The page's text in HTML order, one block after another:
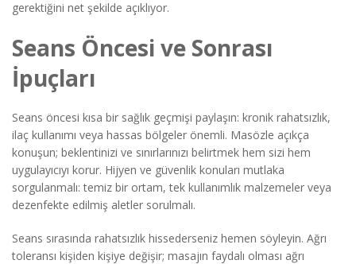
gerektiğini net şekilde açıklıyor.
Seans Öncesi ve Sonrası
İpuçları
Seans öncesi kısa bir sağlık geçmişi paylaşın: kronik rahatsızlık,
ilaç kullanımı veya hassas bölgeler önemli. Masözle açıkça
konuşun; beklentinizi ve sınırlarınızı belirtmek hem sizi hem
uygulayıcıyı korur. Hijyen ve güvenlik konuları mutlaka
sorgulanmalı: temiz bir ortam, tek kullanımlık malzemeler veya
dezenfekte edilmiş aletler sorulmalı.
Seans sırasında rahatsızlık hissederseniz hemen söyleyin. Ağrı
toleransı kişiden kişiye değişir; masajın faydalı olması ağrı